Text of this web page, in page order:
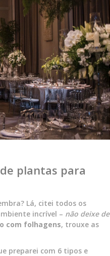
plantas para
Lá, citei todos os
incrível – não deixe de
com folhagens, trouxe as
preparei com 6 tipos e